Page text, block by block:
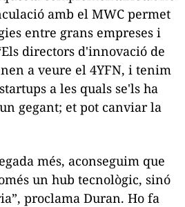
amb el MWC permet
entre grans empreses i
directors d'innovació de
a veure el 4YFN, i tenim
startups a les quals se'ls ha
gegant; et pot canviar la
més, aconseguim que
un hub tecnològic, sinó
proclama Duran. Ho fa